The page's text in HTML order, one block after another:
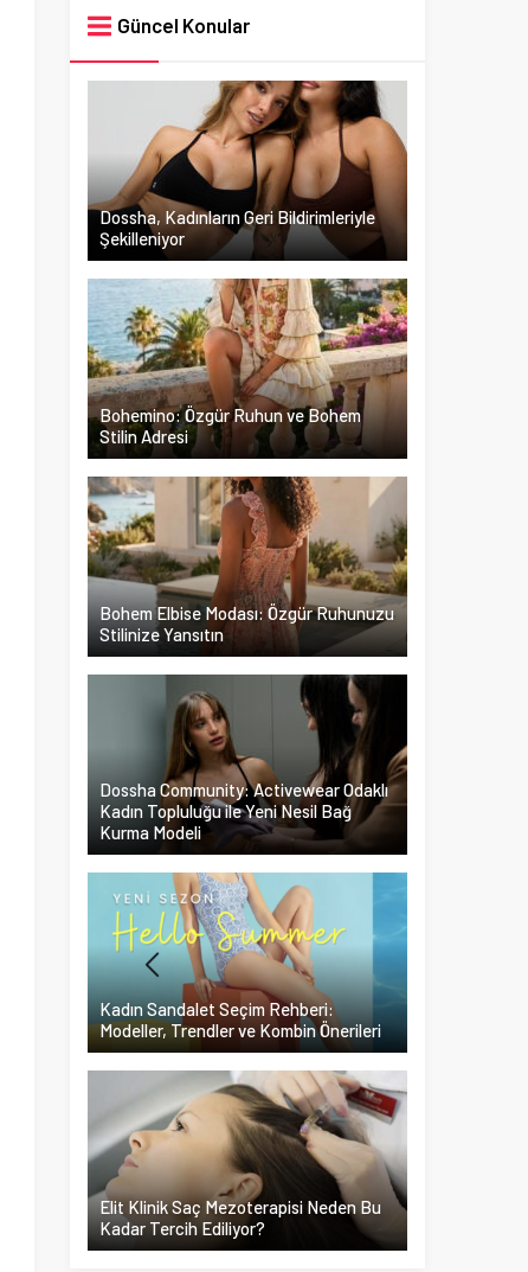
Güncel Konular
Dossha, Kadınların Geri Bildirimleriyle
Şekilleniyor
Bohemino: Özgür Ruhun ve Bohem
Stilin Adresi
Bohem Elbise Modası: Özgür Ruhunuzu
Stilinize Yansıtın
Dossha Community: Activewear Odaklı
Kadın Topluluğu ile Yeni Nesil Bağ
Kurma Modeli
Kadın Sandalet Seçim Rehberi:
Modeller, Trendler ve Kombin Önerileri
Elit Klinik Saç Mezoterapisi Neden Bu
Kadar Tercih Ediliyor?